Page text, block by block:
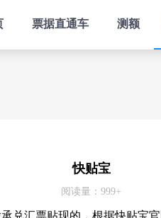
票据直通车 测额
快贴宝
阅读量：999+
兑汇票贴现的，根据快贴宝